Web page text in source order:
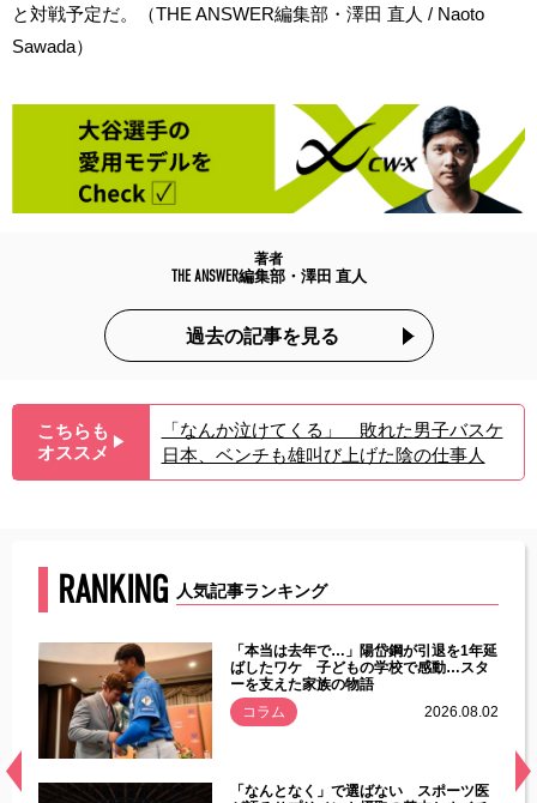
と対戦予定だ。（THE ANSWER編集部・澤田 直人 / Naoto
Sawada）
著者
THE ANSWER編集部・澤田 直人
過去の記事を見る
こちらも
オススメ ▶︎
「なんか泣けてくる」 敗れた男子バスケ
日本、ベンチも雄叫び上げた陰の仕事人
RANKING 人気記事ランキング
常
「本当は去年で…」陽岱鋼が引退を1年延
ばしたワケ 子どもの学校で感動…スタ
ーを支えた家族の物語
コラム
2026.08.02
「なんとなく」で選ばない スポーツ医